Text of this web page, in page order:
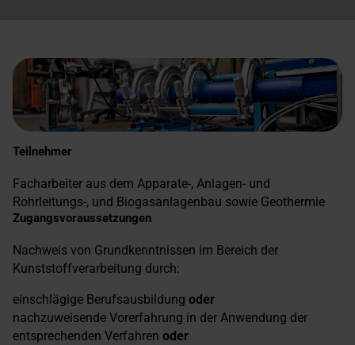
Teilnehmer
Facharbeiter aus dem Apparate-, Anlagen- und
Rohrleitungs-, und Biogasanlagenbau sowie Geothermie
Zugangsvoraussetzungen
Nachweis von Grundkenntnissen im Bereich der
Kunststoffverarbeitung durch:
einschlägige Berufsausbildung oder
nachzuweisende Vorerfahrung in der Anwendung der
entsprechenden Verfahren oder